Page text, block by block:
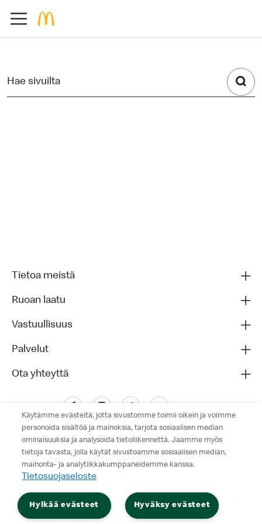
Tietoa meistä
Ruoan laatu
Vastuullisuus
Palvelut
Ota yhteyttä
Tietosuojaseloste
Käyttöehdot
Käytämme evästeitä, jotta sivustomme toimii oikein ja voimme
personoida sisältöä ja mainoksia, tarjota sosiaalisen median
ominaisuuksia ja analysoida tietoliikennettä. Jaamme myös
tietoja tavasta, jolla käytät sivustoamme sosiaalisen median,
mainonta- ja analytiikkakumppaneidemme kanssa.
Tietosuojaseloste
Hyväksy evästeet
Hylkää evästeet